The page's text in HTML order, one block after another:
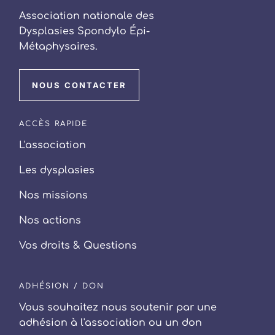
Association nationale des
Dysplasies Spondylo Épi-
Métaphysaires.
NOUS CONTACTER
ACCÈS RAPIDE
L'association
Les dysplasies
Nos missions
Nos actions
Vos droits & Questions
ADHÉSION / DON
Vous souhaitez nous soutenir par une
adhésion à l'association ou un don